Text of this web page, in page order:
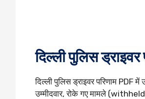
दिल्ली पुलिस
दिल्ली पुलिस ड्राइवर परिणाम PDF
उम्मीदवार, रोके गए मामले